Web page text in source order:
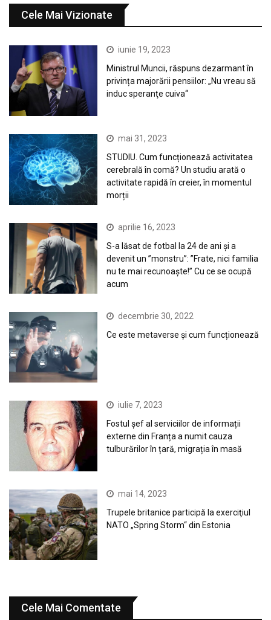
Cele Mai Vizionate
iunie 19, 2023
Ministrul Muncii, răspuns dezarmant în
privința majorării pensiilor: „Nu vreau să
induc speranţe cuiva“
mai 31, 2023
STUDIU. Cum funcționează activitatea
cerebrală în comă? Un studiu arată o
activitate rapidă în creier, în momentul
morții
aprilie 16, 2023
S-a lăsat de fotbal la 24 de ani și a
devenit un ”monstru”: ”Frate, nici familia
nu te mai recunoaște!” Cu ce se ocupă
acum
decembrie 30, 2022
Ce este metaverse și cum funcționează
iulie 7, 2023
Fostul șef al serviciilor de informații
externe din Franța a numit cauza
tulburărilor în țară, migrația în masă
mai 14, 2023
Trupele britanice participă la exerciţiul
NATO „Spring Storm“ din Estonia
Cele Mai Comentate